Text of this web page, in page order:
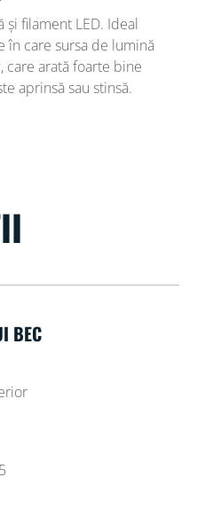
și filament LED. Ideal
care sursa de lumină
care arată foarte bine
aprinsă sau stinsă.
BEC